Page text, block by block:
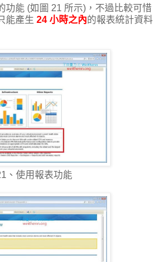
功能 (如圖 21 所示)，不過比較可惜
能產生 24 小時之內的報表統計資料
、使用報表功能